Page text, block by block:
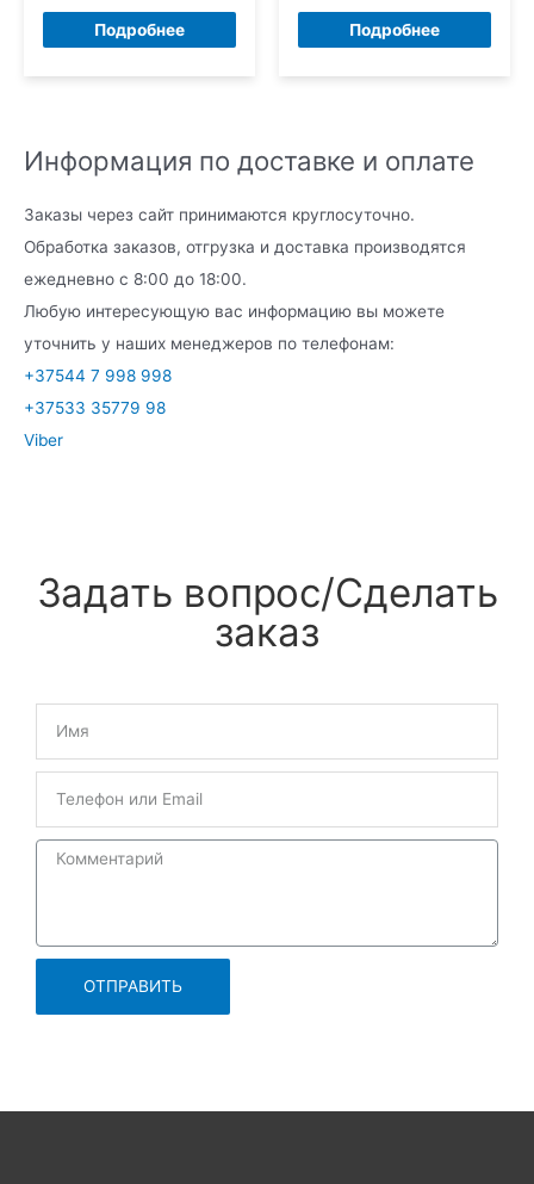
Подробнее Подробнее
Информация по доставке и оплате
Заказы через сайт принимаются круглосуточно.
Обработка заказов, отгрузка и доставка производятся
ежедневно с 8:00 до 18:00.
Любую интересующую вас информацию вы можете
уточнить у наших менеджеров по телефонам:
+37544 7 998 998
+37533 35779 98
Viber
Задать вопрос/Сделать
заказ
ОТПРАВИТЬ